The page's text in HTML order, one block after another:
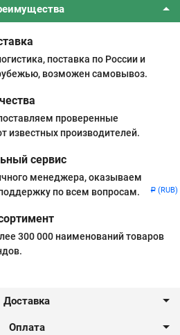
Р (RUB)
поставка по России и
возможен самовывоз.
проверенные
известных производителей.
сервис
менеджера, оказываем
по всем вопросам.
300 000 наименований товаров
Доставка
Оплата